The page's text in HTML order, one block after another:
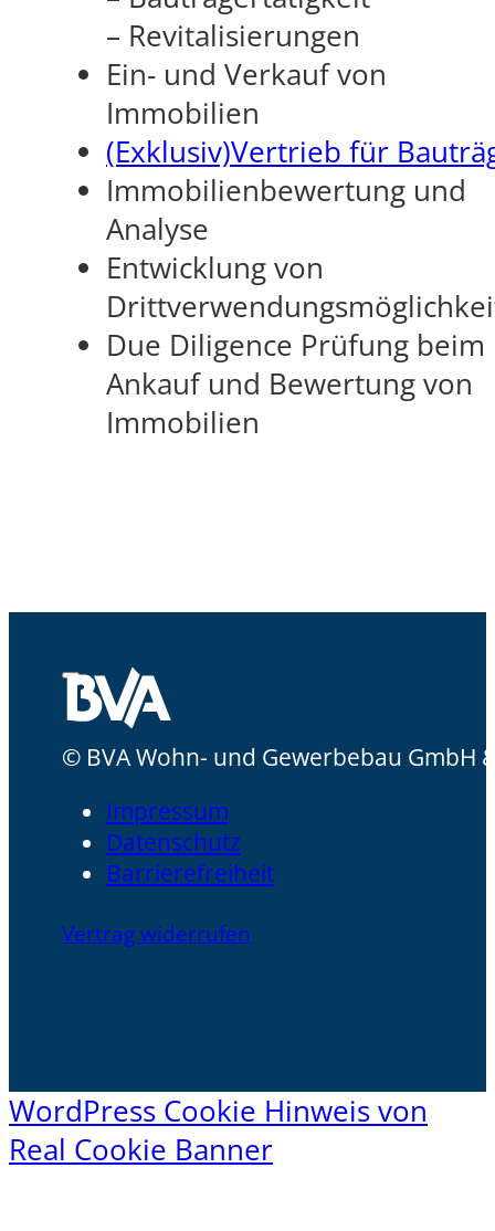
– Revitalisierungen
Ein- und Verkauf von
Immobilien
(Exklusiv)Vertrieb für
Immobilienbewertung und
Analyse
Entwicklung von
Due Diligence Prüfung beim
Ankauf und Bewertung von
Immobilien
© BVA Wohn- und Gewerbebau GmbH
Impressum
Datenschutz
Barrierefreiheit
Vertrag widerrufen
WordPress Cookie Hinweis von
Real Cookie Banner